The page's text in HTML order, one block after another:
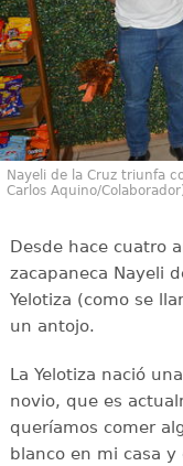
Nayeli de la Cruz triunfa
Carlos Aquino/
Desde hace cuatro
zacapaneca Nayeli
Yelotiza (como se
un antojo.
La Yelotiza nació
novio, que es
queríamos comer
blanco en mi casa